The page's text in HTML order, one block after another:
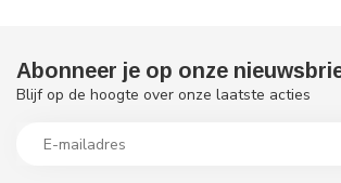
Abonneer je op onze
Blijf op de hoogte over onze laatste acties